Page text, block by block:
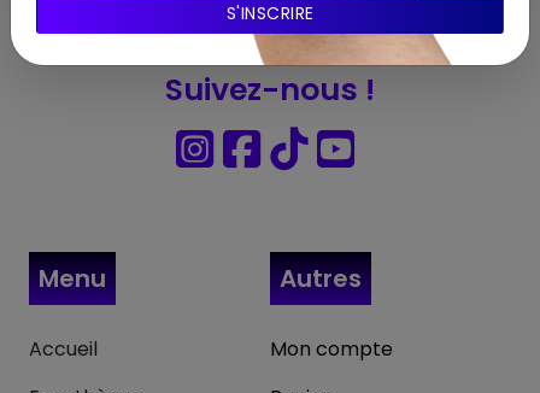
Suivez-nous !
Menu
Accueil
Autres
Mon compte